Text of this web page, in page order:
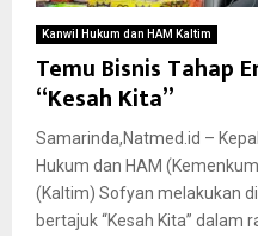
Kanwil Hukum dan HAM Kaltim
Temu Bisnis Tahap
“Kesah Kita”
Samarinda,Natmed.id –
Hukum dan HAM
(Kaltim) Sofyan melakukan
bertajuk “Kesah Kita” dalam